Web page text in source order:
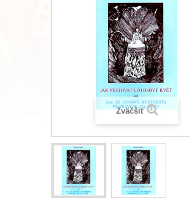
Zväčšiť